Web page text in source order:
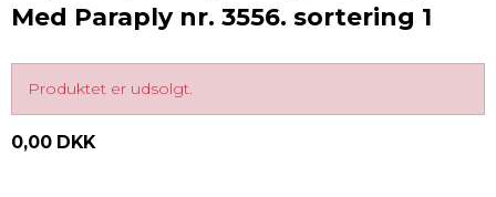
Med Paraply nr. 3556. sortering 1
Produktet er udsolgt.
0,00 DKK